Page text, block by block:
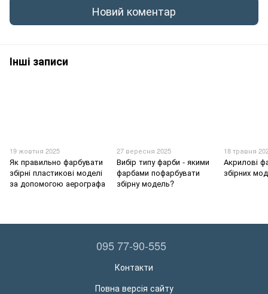
Новий коментар
Інші записи
19 жовтня 2025
Як правильно фарбувати
збірні пластикові моделі
за допомогою аерографа
27 вересня 2025
Вибір типу фарби - якими
фарбами пофарбувати
збірну модель?
18 травня
Акрилові
збірних
095 77-90-555
Контакти
Повна версія сайту